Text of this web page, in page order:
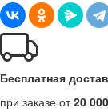
Бесплатная
при заказе от20